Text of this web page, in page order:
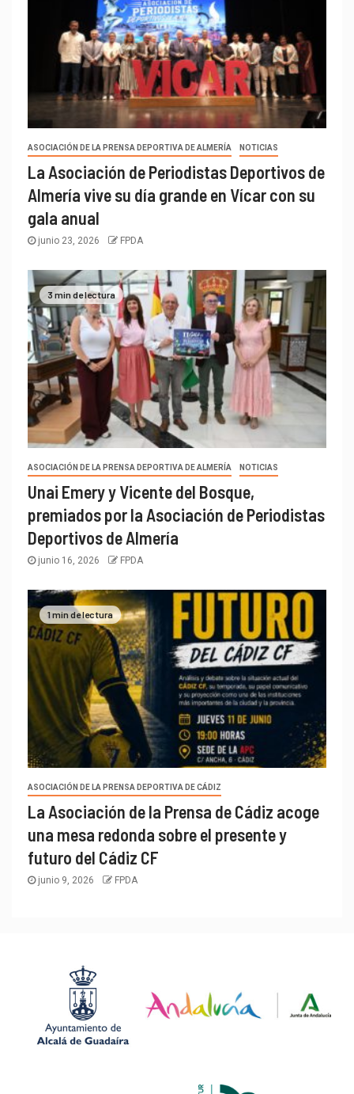
ASOCIACIÓN DE LA PRENSA DEPORTIVA DE ALMERÍA NOTICIAS
La Asociación de Periodistas Deportivos de
Almería vive su día grande en Vícar con su
gala anual
junio 23, 2026 FPDA
3 min de lectura
ASOCIACIÓN DE LA PRENSA DEPORTIVA DE ALMERÍA NOTICIAS
Unai Emery y Vicente del Bosque,
premiados por la Asociación de Periodistas
Deportivos de Almería
junio 16, 2026 FPDA
1 min de lectura
ASOCIACIÓN DE LA PRENSA DEPORTIVA DE CÁDIZ
La Asociación de la Prensa de Cádiz acoge
una mesa redonda sobre el presente y
futuro del Cádiz CF
junio 9, 2026 FPDA